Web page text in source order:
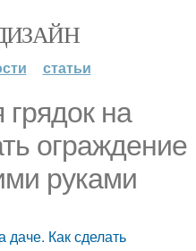
статьи
на
ограждение
руками
Как сделать